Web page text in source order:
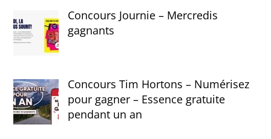
Concours Journie – Mercredis
gagnants
Concours Tim Hortons – Numérisez
pour gagner – Essence gratuite
pendant un an